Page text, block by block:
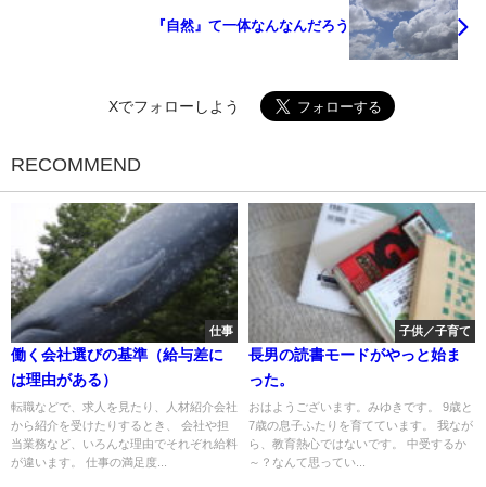
『自然』て一体なんなんだろう
Xでフォローしよう
RECOMMEND
仕事
働く会社選びの基準（給与差に
は理由がある）
転職などで、求人を見たり、人材紹介会社
から紹介を受けたりするとき、 会社や担
当業務など、いろんな理由でそれぞれ給料
が違います。 仕事の満足度...
子供／子育て
長男の読書モードがやっと始ま
った。
おはようございます。みゆきです。 9歳と
7歳の息子ふたりを育てています。 我なが
ら、教育熱心ではないです。 中受するか
～？なんて思ってい...